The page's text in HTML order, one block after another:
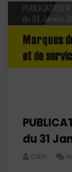
du 31
OAPI